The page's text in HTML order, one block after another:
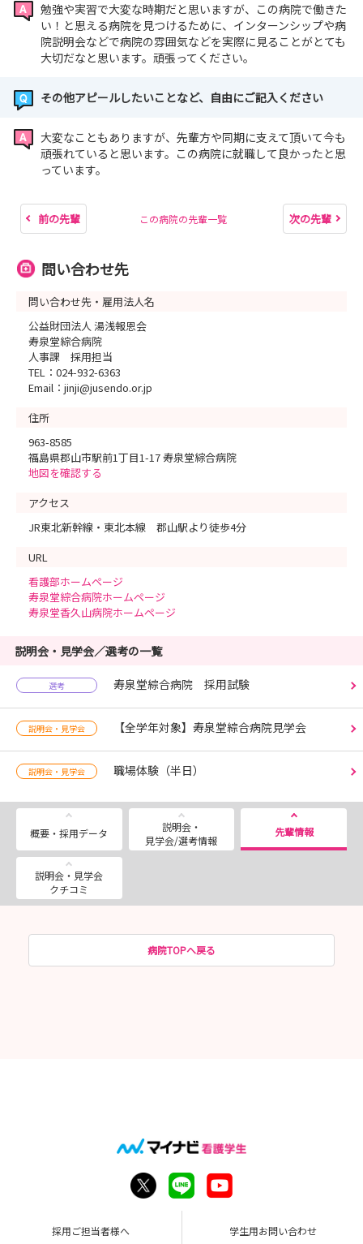
勉強や実習で大変な時期だと思いますが、この病院で働きた
い！と思える病院を見つけるために、インターンシップや病
院説明会などで病院の雰囲気などを実際に見ることがとても
大切だなと思います。頑張ってください。
その他アピールしたいことなど、自由にご記入ください
大変なこともありますが、先輩方や同期に支えて頂いて今も
頑張れていると思います。この病院に就職して良かったと思
っています。
前の先輩 この病院の先輩一覧 次の先輩
問い合わせ先
問い合わせ先・雇用法人名
公益財団法人 湯浅報恩会
寿泉堂綜合病院
人事課 採用担当
TEL：024-932-6363
Email：jinji@jusendo.or.jp
住所
963-8585
福島県郡山市駅前1丁目1-17 寿泉堂綜合病院
地図を確認する
アクセス
JR東北新幹線・東北本線 郡山駅より徒歩4分
URL
看護部ホームページ
寿泉堂綜合病院ホームページ
寿泉堂香久山病院ホームページ
説明会・見学会／選考の一覧
選考 寿泉堂綜合病院 採用試験
説明会・見学会 【全学年対象】寿泉堂綜合病院見学会
説明会・見学会 職場体験（半日）
概要・採用データ
説明会・
見学会/選考情報
先輩情報
説明会・見学会
クチコミ
病院TOPへ戻る
採用ご担当者様へ 学生用お問い合わせ